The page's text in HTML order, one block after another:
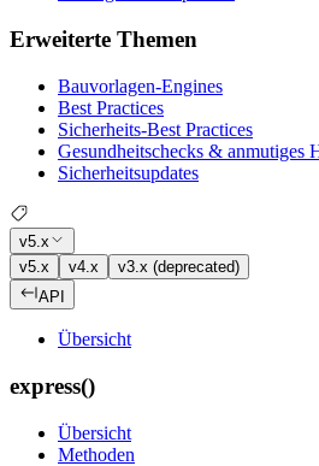
Erweiterte Themen
Bauvorlagen-Engines
Best Practices
Sicherheits-Best Practices
Gesundheitschecks & anmutiges
Sicherheitsupdates
v5.x
v5.x
v4.x
v3.x (deprecated)
API
Übersicht
express()
Übersicht
Methoden